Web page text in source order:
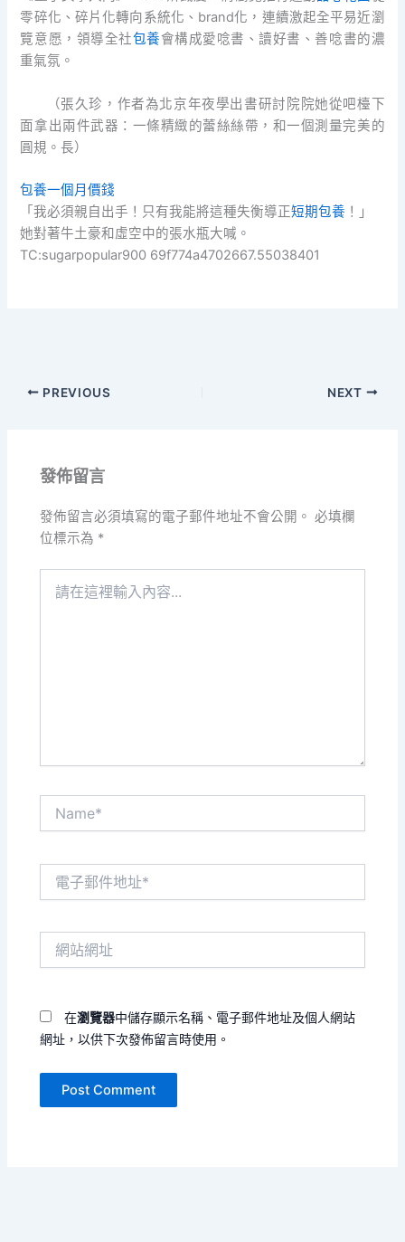
零碎化、碎片化轉向系統化、brand化，連續激起全平易近瀏
覽意愿，領導全社包養會構成愛唸書、讀好書、善唸書的濃
重氣氛。
（張久珍， 作者為北京年夜學出書研討院院她從吧檯下
面拿出兩件武器：一條精緻的蕾絲絲帶，和一個測量完美的
圓規。長）
包養一個月價錢
「我必須親自出手！只有我能將這種失衡導正短期包養 ！」
她對著牛土豪和虛空中的張水瓶大喊。
TC:sugarpopular900 69f774a4702667.55038401
PREVIOUS NEXT
發佈留言
發佈留言必須填寫的電子郵件地址不會公開。 必填欄
位標示為 *
在瀏覽器中儲存顯示名稱、電子郵件地址及個人網站
網址，以供下次發佈留言時使用。